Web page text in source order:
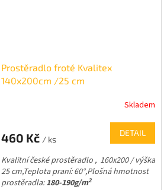
Prostěradlo froté Kvalitex
140x200cm /25 cm
Skladem
460 Kč / ks
DETAIL
Kvalitní české prostěradlo , 160x200 / výška
25 cm,Teplota praní: 60°,Plošná hmotnost
prostěradla:180-190g/m2